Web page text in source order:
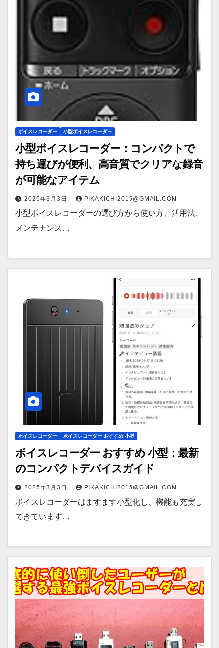
ボイスレコーダー 小型ボイスレコーダー
小型ボイスレコーダー：コンパクトで
持ち運びが便利、高音質でクリアな録音
が可能なアイテム
2025年3月3日 PIKAKICHI2015@GMAIL.COM
小型ボイスレコーダーの選び方から使い方、活用法、
メンテナンス…
ボイスレコーダー ボイスレコーダー おすすめ 小型
ボイスレコーダー おすすめ 小型：最新
のコンパクトデバイスガイド
2025年3月3日 PIKAKICHI2015@GMAIL.COM
ボイスレコーダーはますます小型化し、機能も充実し
てきています…